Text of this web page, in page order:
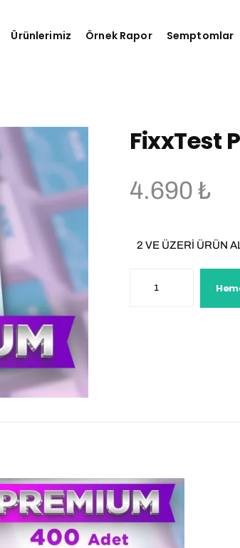
Ürünlerimiz Örnek Rapor Semptomlar
FixxTest
4.690₺
2 VE ÜZERİ ÜRÜN
Premium